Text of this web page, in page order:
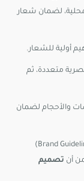
لضمان شعار
أولية للشعار.
متعددة، ثم
والأحجام لضمان
تقديم دليل استخدام الشعار (Brand Guidelines)
أن تصميم